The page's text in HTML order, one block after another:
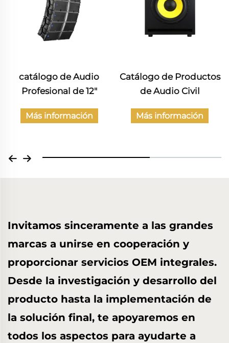
catálogo de Audio
Profesional de 12"
Más información
Catálogo de Productos
de Audio Civil
Más información
Invitamos sinceramente a las grandes
marcas a unirse en cooperación y
proporcionar servicios OEM integrales.
Desde la investigación y desarrollo del
producto hasta la implementación de
la solución final, te apoyaremos en
todos los aspectos para ayudarte a